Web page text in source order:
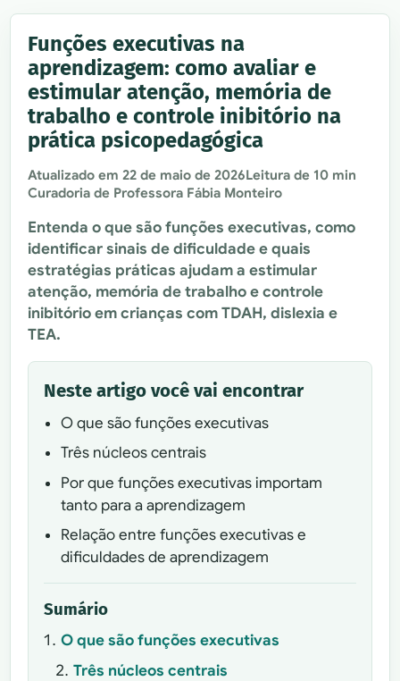
Funções executivas na
aprendizagem: como avaliar e
estimular atenção, memória de
trabalho e controle inibitório na
prática psicopedagógica
Atualizado em22 de maio de 2026Leitura de 10 min
Curadoria de Professora Fábia Monteiro
Entenda o que são funções executivas, como
identificar sinais de dificuldade e quais
estratégias práticas ajudam a estimular
atenção, memória de trabalho e controle
inibitório em crianças com TDAH, dislexia e
TEA.
Neste artigo você vai encontrar
O que são funções executivas
Três núcleos centrais
Por que funções executivas importam
tanto para a aprendizagem
Relação entre funções executivas e
dificuldades de aprendizagem
Sumário
O que são funções executivas
Três núcleos centrais